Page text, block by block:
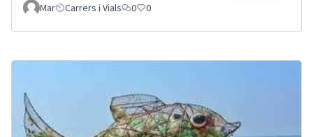
Mar
Carrers i Vials 0 0